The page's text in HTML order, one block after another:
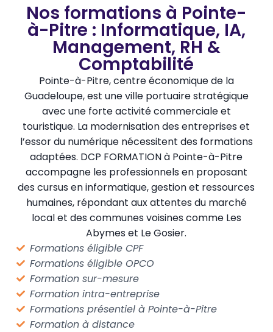
Nos formations à Pointe-
à-Pitre : Informatique, IA,
Management, RH &
Comptabilité
Pointe-à-Pitre, centre économique de la
Guadeloupe, est une ville portuaire stratégique
avec une forte activité commerciale et
touristique. La modernisation des entreprises et
l’essor du numérique nécessitent des formations
adaptées. DCP FORMATION à Pointe-à-Pitre
accompagne les professionnels en proposant
des cursus en informatique, gestion et ressources
humaines, répondant aux attentes du marché
local et des communes voisines comme Les
Abymes et Le Gosier.
Formations éligible CPF
Formations éligible OPCO
Formation sur-mesure
Formation intra-entreprise
Formations présentiel à Pointe-à-Pitre
Formation à distance